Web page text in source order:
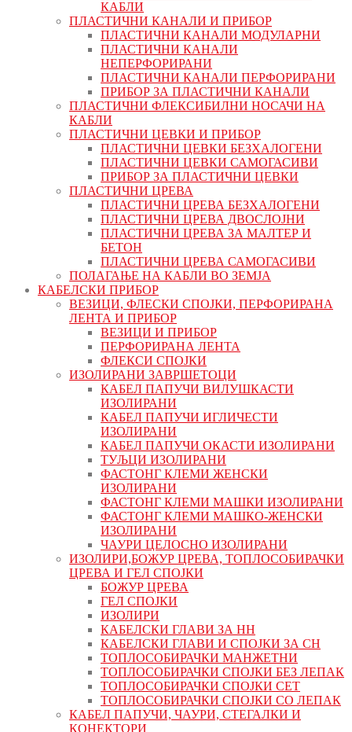
КАБЛИ
ПЛАСТИЧНИ КАНАЛИ И ПРИБОР
ПЛАСТИЧНИ КАНАЛИ МОДУЛАРНИ
ПЛАСТИЧНИ КАНАЛИ
НЕПЕРФОРИРАНИ
ПЛАСТИЧНИ КАНАЛИ ПЕРФОРИРАНИ
ПРИБОР ЗА ПЛАСТИЧНИ КАНАЛИ
ПЛАСТИЧНИ ФЛЕКСИБИЛНИ НОСАЧИ НА
КАБЛИ
ПЛАСТИЧНИ ЦЕВКИ И ПРИБОР
ПЛАСТИЧНИ ЦЕВКИ БЕЗХАЛОГЕНИ
ПЛАСТИЧНИ ЦЕВКИ САМОГАСИВИ
ПРИБОР ЗА ПЛАСТИЧНИ ЦЕВКИ
ПЛАСТИЧНИ ЦРЕВА
ПЛАСТИЧНИ ЦРЕВА БЕЗХАЛОГЕНИ
ПЛАСТИЧНИ ЦРЕВА ДВОСЛОЈНИ
ПЛАСТИЧНИ ЦРЕВА ЗА МАЛТЕР И
БЕТОН
ПЛАСТИЧНИ ЦРЕВА САМОГАСИВИ
ПОЛАГАЊЕ НА КАБЛИ ВО ЗЕМЈА
КАБЕЛСКИ ПРИБОР
ВЕЗИЦИ, ФЛЕСКИ СПОЈКИ, ПЕРФОРИРАНА
ЛЕНТА И ПРИБОР
ВЕЗИЦИ И ПРИБОР
ПЕРФОРИРАНА ЛЕНТА
ФЛЕКСИ СПОЈКИ
ИЗОЛИРАНИ ЗАВРШЕТОЦИ
КАБЕЛ ПАПУЧИ ВИЛУШКАСТИ
ИЗОЛИРАНИ
КАБЕЛ ПАПУЧИ ИГЛИЧЕСТИ
ИЗОЛИРАНИ
КАБЕЛ ПАПУЧИ ОКАСТИ ИЗОЛИРАНИ
ТУЉЦИ ИЗОЛИРАНИ
ФАСТОНГ КЛЕМИ ЖЕНСКИ
ИЗОЛИРАНИ
ФАСТОНГ КЛЕМИ МАШКИ ИЗОЛИРАНИ
ФАСТОНГ КЛЕМИ МАШКO-ЖЕНСКИ
ИЗОЛИРАНИ
ЧАУРИ ЦЕЛОСНО ИЗОЛИРАНИ
ИЗОЛИРИ,БОЖУР ЦРЕВА, ТОПЛОСОБИРАЧКИ
ЦРЕВА И ГЕЛ СПОЈКИ
БОЖУР ЦРЕВА
ГЕЛ СПОЈКИ
ИЗОЛИРИ
КАБЕЛСКИ ГЛАВИ ЗА НН
КАБЕЛСКИ ГЛАВИ И СПОЈКИ ЗА СН
ТОПЛОСОБИРАЧКИ МАНЖЕТНИ
ТОПЛОСОБИРАЧКИ СПОЈКИ БЕЗ ЛЕПАК
ТОПЛОСОБИРАЧКИ СПОЈКИ СЕТ
ТОПЛОСОБИРАЧКИ СПОЈКИ СО ЛЕПАК
КАБЕЛ ПАПУЧИ, ЧАУРИ, СТЕГАЛКИ И
КОНЕКТОРИ